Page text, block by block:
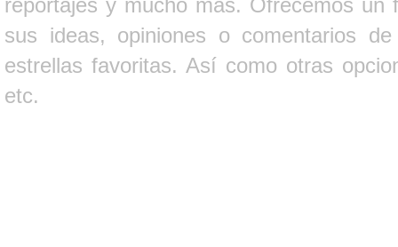
sus ideas, opiniones o comentarios
estrellas favoritas. Así como otras
etc.